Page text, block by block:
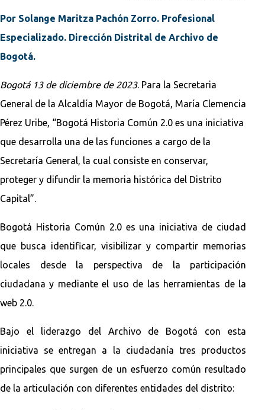
Por Solange Maritza Pachón Zorro. Profesional
Especializado. Dirección Distrital de Archivo de
Bogotá.
Bogotá 13 de diciembre de 2023. Para la Secretaria
General de la Alcaldía Mayor de Bogotá, María Clemencia
Pérez Uribe, “Bogotá Historia Común 2.0 es una iniciativa
que desarrolla una de las funciones a cargo de la
Secretaría General, la cual consiste en conservar,
proteger y difundir la memoria histórica del Distrito
Capital”.
Bogotá Historia Común 2.0 es una iniciativa de ciudad
que busca identificar, visibilizar y compartir memorias
locales desde la perspectiva de la participación
ciudadana y mediante el uso de las herramientas de la
web 2.0.
Bajo el liderazgo del Archivo de Bogotá con esta
iniciativa se entregan a la ciudadanía tres productos
principales que surgen de un esfuerzo común resultado
de la articulación con diferentes entidades del distrito: